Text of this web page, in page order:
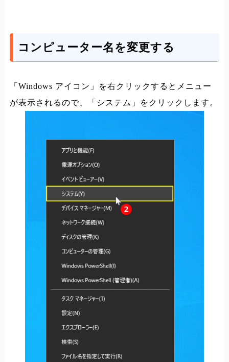
コンピューター名を変更する
「Windows アイコン」を右クリックするとメニュー
が表示されるので、「システム」をクリックします。